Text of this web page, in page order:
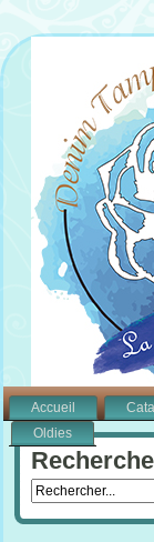
Accueil
Oldies